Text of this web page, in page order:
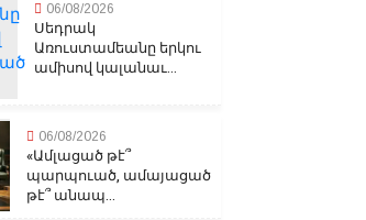
06/08/2026
Սեդրակ
Առուստամեանը երկու
ամիսով կալանաւ...
06/08/2026
«Ամլացած թէ՞
պարպուած, ամայացած
թէ՞ անապ...